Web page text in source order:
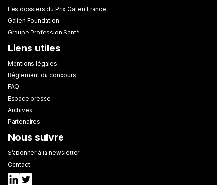
Les dossiers du Prix Galien France
Galien Foundation
Groupe Profession Santé
Liens utiles
Mentions légales
Règlement du concours
FAQ
Espace presse
Archives
Partenaires
Nous suivre
S’abonner à la newsletter
Contact